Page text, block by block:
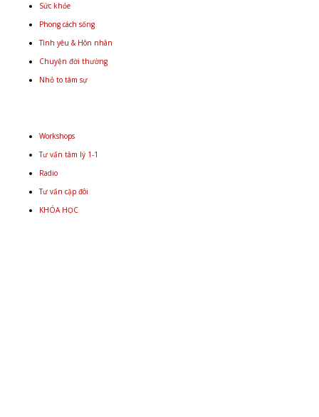
Sức khỏe
Phong cách sống
Tình yêu & Hôn nhân
Chuyện đời thường
Nhỏ to tâm sự
Workshops
Tư vấn tâm lý 1-1
Radio
Tư vấn cặp đôi
KHÓA HỌC